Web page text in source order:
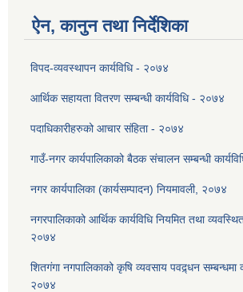
ऐन, कानुन तथा निर्देशिका
विपद-व्यवस्थापन कार्यविधि - २०७४
आर्थिक सहायता वितरण सम्बन्धी कार्यविधि - २०७४
पदाधिकारीहरुको आचार संहिता - २०७४
गाउँ-नगर कार्यपालिकाको बैठक संचालन सम्बन्धी
नगर कार्यपालिका (कार्यसम्पादन) नियमावली, २०७४
नगरपालिकाको आर्थिक कार्यविधि नियमित तथा
२०७४
शितगंगा नगपालिकाको कृषि व्यवसाय पवद्र्धन सम्बन्धमा
२०७४